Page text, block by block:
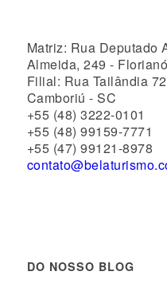
Matriz: Rua Deputado
Almeida, 249 -
Filial: Rua Tailândia
Camboriú - SC
+55 (48) 3222-0101
+55 (48) 99159-7771
+55 (47) 99121-8978
DO NOSSO BLOG